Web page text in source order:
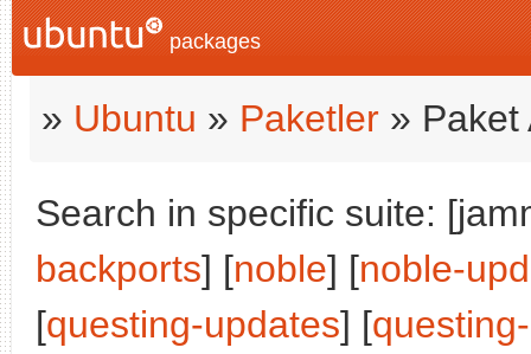
packages
» Ubuntu » Paketler » Paket
Search in specific suite:
backports] [noble] [noble-
[questing-updates] [